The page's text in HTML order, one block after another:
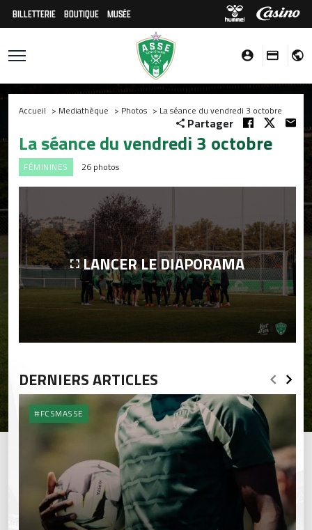
BILLETTERIE BOUTIQUE MUSÉE
Accueil > Mediathèque > Photos > La séance du vendredi 3 octobre
Partager
La séance du vendredi 3 octobre
FÉMININES 26 photos
LANCER LE DIAPORAMA
DERNIERS ARTICLES
#FCSMASSE